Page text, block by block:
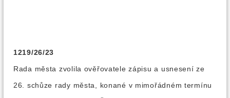
1219/26/23
Rada města zvolila ověřovatele zápisu a usnesení ze
26. schůze rady města, konané v mimořádném termínu